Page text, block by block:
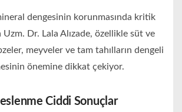
dengesinin korunmasında kritik
Dr. Lala Alızade, özellikle süt ve
meyveler ve tam tahılların dengeli
önemine dikkat çekiyor.
Ciddi Sonuçlar